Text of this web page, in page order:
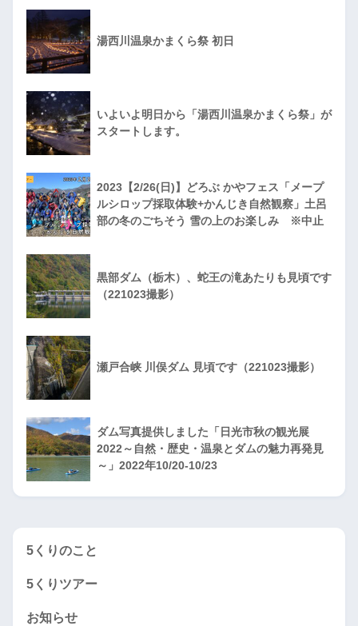
湯西川温泉かまくら祭 初日
いよいよ明日から「湯西川温泉かまくら祭」が
スタートします。
2023【2/26(日)】どろぶ かやフェス「メープ
ルシロップ採取体験+かんじき自然観察」土呂
部の冬のごちそう 雪の上のお楽しみ ※中止
黒部ダム（栃木）、蛇王の滝あたりも見頃です
（221023撮影）
瀬戸合峡 川俣ダム 見頃です（221023撮影）
ダム写真提供しました「日光市秋の観光展
2022～自然・歴史・温泉とダムの魅力再発見
～」2022年10/20-10/23
5くりのこと
5くりツアー
お知らせ